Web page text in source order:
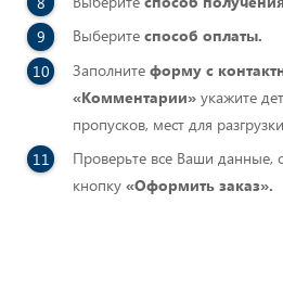
Выберите способ оплаты.
Заполните форму с
«Комментарии» укажите
пропусков, мест для
Проверьте все Ваши данные,
кнопку «Оформить заказ».